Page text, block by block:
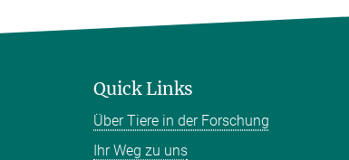
Quick Links
Über Tiere in der Forschung
Ihr Weg zu uns